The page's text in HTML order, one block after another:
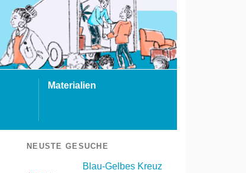
Materialien
NEUSTE GESUCHE
Blau-Gelbes Kreuz